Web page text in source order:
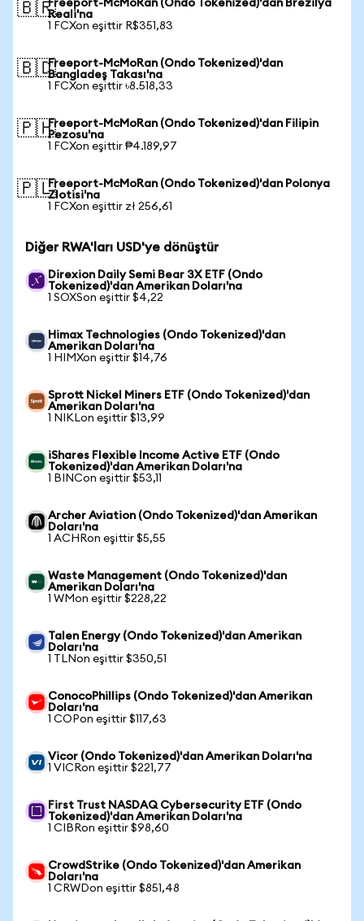
🇧🇷Freeport-McMoRan (Ondo Tokenized)'dan Brezilya
Reali'na
1 FCXon eşittir R$351,83
🇧🇩Freeport-McMoRan (Ondo Tokenized)'dan
Bangladeş Takası'na
1 FCXon eşittir ৳8.518,33
🇵🇭Freeport-McMoRan (Ondo Tokenized)'dan Filipin
Pezosu'na
1 FCXon eşittir ₱4.189,97
🇵🇱Freeport-McMoRan (Ondo Tokenized)'dan Polonya
Zlotisi'na
1 FCXon eşittir zł 256,61
Diğer RWA'ları USD'ye dönüştür
Direxion Daily Semi Bear 3X ETF (Ondo
Tokenized)'dan Amerikan Doları'na
1 SOXSon eşittir $4,22
Himax Technologies (Ondo Tokenized)'dan
Amerikan Doları'na
1 HIMXon eşittir $14,76
Sprott Nickel Miners ETF (Ondo Tokenized)'dan
Amerikan Doları'na
1 NIKLon eşittir $13,99
iShares Flexible Income Active ETF (Ondo
Tokenized)'dan Amerikan Doları'na
1 BINCon eşittir $53,11
Archer Aviation (Ondo Tokenized)'dan Amerikan
Doları'na
1 ACHRon eşittir $5,55
Waste Management (Ondo Tokenized)'dan
Amerikan Doları'na
1 WMon eşittir $228,22
Talen Energy (Ondo Tokenized)'dan Amerikan
Doları'na
1 TLNon eşittir $350,51
ConocoPhillips (Ondo Tokenized)'dan Amerikan
Doları'na
1 COPon eşittir $117,63
Vicor (Ondo Tokenized)'dan Amerikan Doları'na
1 VICRon eşittir $221,77
First Trust NASDAQ Cybersecurity ETF (Ondo
Tokenized)'dan Amerikan Doları'na
1 CIBRon eşittir $98,60
CrowdStrike (Ondo Tokenized)'dan Amerikan
Doları'na
1 CRWDon eşittir $851,48